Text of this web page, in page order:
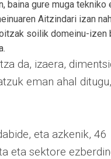
baina gure muga tekniko
Aitzindari izan
soilik domeinu-izen
da, izaera,
eman ahal
eta azkenik, 46
eta sektore